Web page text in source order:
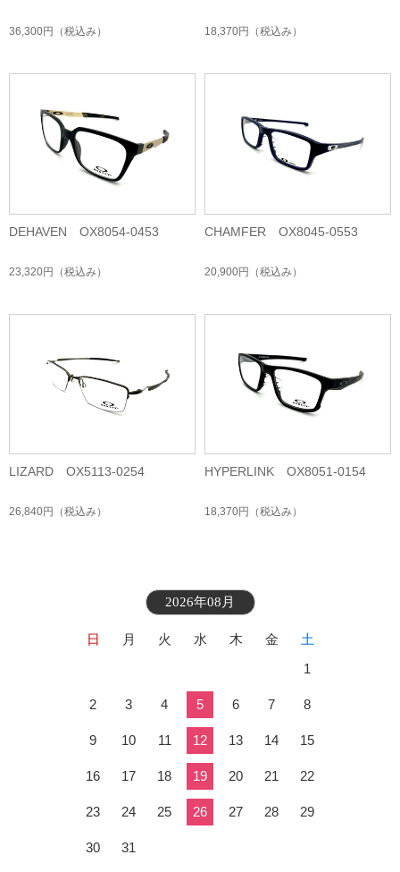
36,300円 （税込み） 18,370円 （税込み）
DEHAVEN OX8054-0453
23,320円 （税込み）
CHAMFER OX8045-0553
20,900円 （税込み）
LIZARD OX5113-0254
26,840円 （税込み）
HYPERLINK OX8051-0154
18,370円 （税込み）
2026年08月
日 月 火 水 木 金
土
1
2 3 4 5 6 7 8
9 10 11 12 13 14 15
16 17 18 19 20 21 22
23 24 25 26 27 28 29
30 31